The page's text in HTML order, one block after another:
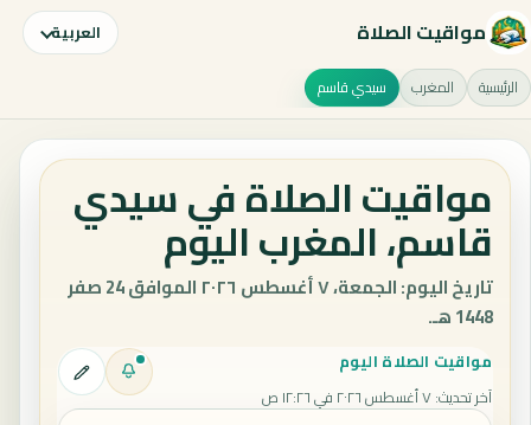
مواقيت الصلاة العربية
الرئيسية المغرب سيدي قاسم
مواقيت الصلاة في سيدي
قاسم، المغرب اليوم
تاريخ اليوم: الجمعة، ٧ أغسطس ٢٠٢٦ الموافق 24 صفر
1448 هـ.
مواقيت الصلاة اليوم
آخر تحديث:٧ أغسطس ٢٠٢٦ في ١٢:٢٦ ص